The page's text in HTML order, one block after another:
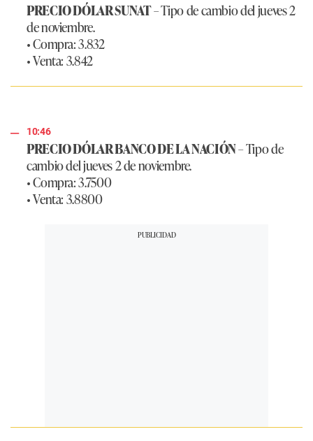
PRECIO DÓLAR SUNAT–Tipo de cambio del jueves 2
de noviembre.
• Compra: 3.832
• Venta: 3.842
10:46
PRECIO DÓLAR BANCO DE LA NACIÓN– Tipo de
cambio del jueves 2 de noviembre.
• Compra: 3.7500
• Venta: 3.8800